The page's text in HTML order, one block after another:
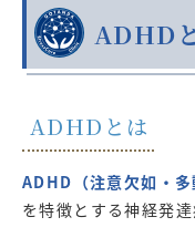
ADHD
ADHDとは
ADHD（注意欠如・多
を特徴とする神経発